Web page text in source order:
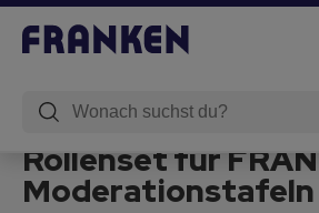
Rollenset für
Moderationstafeln